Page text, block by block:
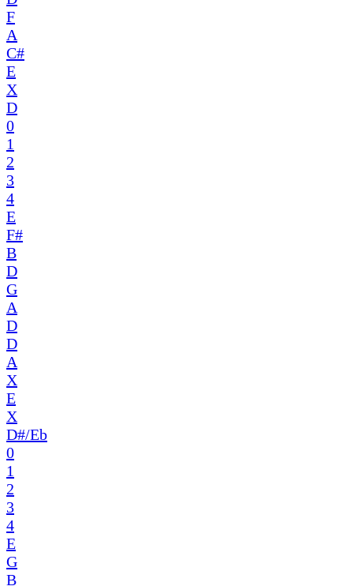
F
A
C#
E
X
D
0
1
2
3
4
E
F#
B
D
G
A
D
D
A
X
E
X
D#/Eb
0
1
2
3
4
E
G
B